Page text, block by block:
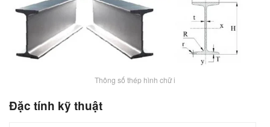
Thông số thép hình chữ i
Đặc tính kỹ thuật